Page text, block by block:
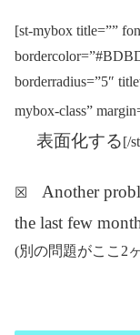
[st-mybox title=””
borderradius=”5″
mybox-class”
表面化する[/
☒ Another
the last few
(別の問題がここ2